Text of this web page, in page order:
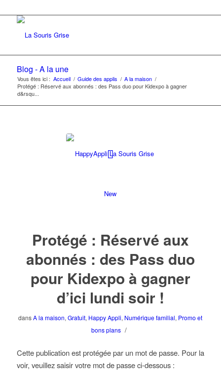
Blog - A la une
Vous êtes ici : Accueil / Guide des applis / A la maison /
Protégé : Réservé aux abonnés : des Pass duo pour Kidexpo à gagner
d&rsqu...
Protégé : Réservé aux
abonnés : des Pass duo
pour Kidexpo à gagner
d’ici lundi soir !
dansA la maison,Gratuit, Happy Appli, Numérique familial, Promo et
bons plans /
Cette publication est protégée par un mot de passe. Pour la
voir, veuillez saisir votre mot de passe ci-dessous :